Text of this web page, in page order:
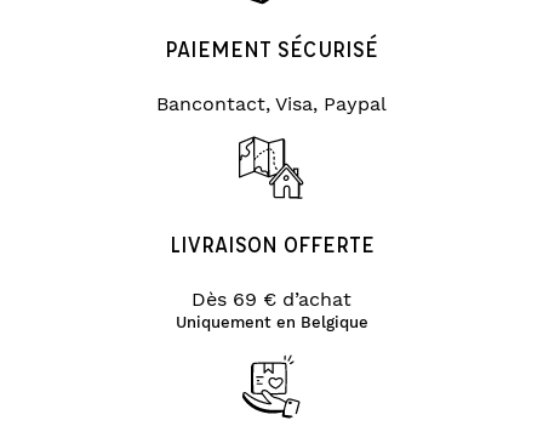
PAIEMENT SÉCURISÉ
Bancontact, Visa, Paypal
LIVRAISON OFFERTE
Dès 69 € d’achat
Uniquement en Belgique